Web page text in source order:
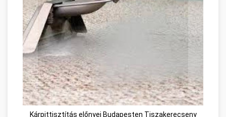
Kárpittisztítás előnyei Budapesten Tiszakerecseny